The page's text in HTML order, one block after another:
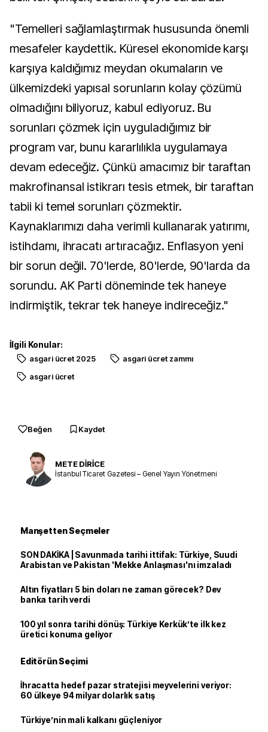
"Temelleri sağlamlaştırmak hususunda önemli
mesafeler kaydettik. Küresel ekonomide karşı
karşıya kaldığımız meydan okumaların ve
ülkemizdeki yapısal sorunların kolay çözümü
olmadığını biliyoruz, kabul ediyoruz. Bu
sorunları çözmek için uyguladığımız bir
program var, bunu kararlılıkla uygulamaya
devam edeceğiz. Çünkü amacımız bir taraftan
makrofinansal istikrarı tesis etmek, bir taraftan
tabii ki temel sorunları çözmektir.
Kaynaklarımızı daha verimli kullanarak yatırımı,
istihdamı, ihracatı artıracağız. Enflasyon yeni
bir sorun değil. 70'lerde, 80'lerde, 90'larda da
sorundu. AK Parti döneminde tek haneye
indirmiştik, tekrar tek haneye indireceğiz."
İlgili Konular:
asgari ücret 2025
asgari ücret zammı
asgari ücret
Beğen Kaydet
METE DİRİCE
İstanbul Ticaret Gazetesi – Genel Yayın Yönetmeni
Manşetten Seçmeler
SON DAKİKA | Savunmada tarihi ittifak: Türkiye, Suudi
Arabistan ve Pakistan 'Mekke Anlaşması'nı imzaladı
Altın fiyatları 5 bin doları ne zaman görecek? Dev
banka tarih verdi
100 yıl sonra tarihi dönüş: Türkiye Kerkük’te ilk kez
üretici konuma geliyor
Editörün Seçimi
İhracatta hedef pazar stratejisi meyvelerini veriyor:
60 ülkeye 94 milyar dolarlık satış
Türkiye’nin mali kalkanı güçleniyor